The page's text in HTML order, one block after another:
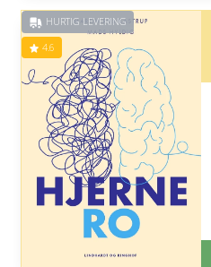
HURTIG LEVERING
4.6